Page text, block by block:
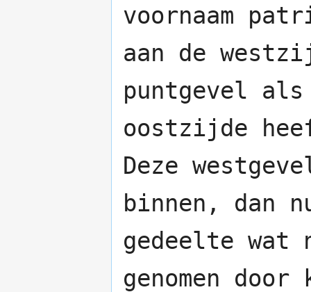
voornaam
aan de
puntgevel
oostzijde
Deze
binnen, dan
gedeelte wat
genomen door